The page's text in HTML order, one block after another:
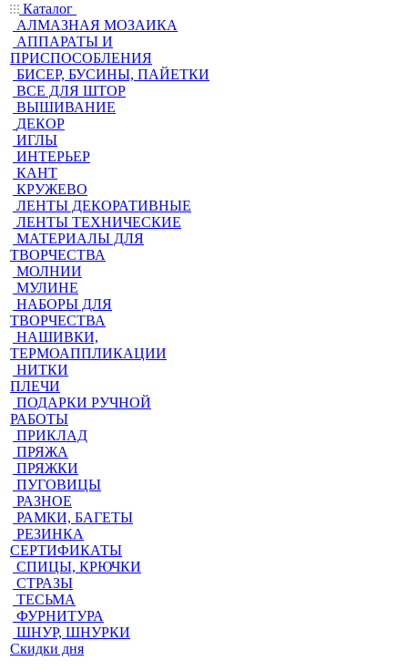
Каталог
АЛМАЗНАЯ МОЗАИКА
АППАРАТЫ И
ПРИСПОСОБЛЕНИЯ
БИСЕР, БУСИНЫ, ПАЙЕТКИ
ВСЕ ДЛЯ ШТОР
ВЫШИВАНИЕ
ДЕКОР
ИГЛЫ
ИНТЕРЬЕР
КАНТ
КРУЖЕВО
ЛЕНТЫ ДЕКОРАТИВНЫЕ
ЛЕНТЫ ТЕХНИЧЕСКИЕ
МАТЕРИАЛЫ ДЛЯ
ТВОРЧЕСТВА
МОЛНИИ
МУЛИНЕ
НАБОРЫ ДЛЯ
ТВОРЧЕСТВА
НАШИВКИ,
ТЕРМОАППЛИКАЦИИ
НИТКИ
ПЛЕЧИ
ПОДАРКИ РУЧНОЙ
РАБОТЫ
ПРИКЛАД
ПРЯЖА
ПРЯЖКИ
ПУГОВИЦЫ
РАЗНОЕ
РАМКИ, БАГЕТЫ
РЕЗИНКА
СЕРТИФИКАТЫ
СПИЦЫ, КРЮЧКИ
СТРАЗЫ
ТЕСЬМА
ФУРНИТУРА
ШНУР, ШНУРКИ
Скидки дня